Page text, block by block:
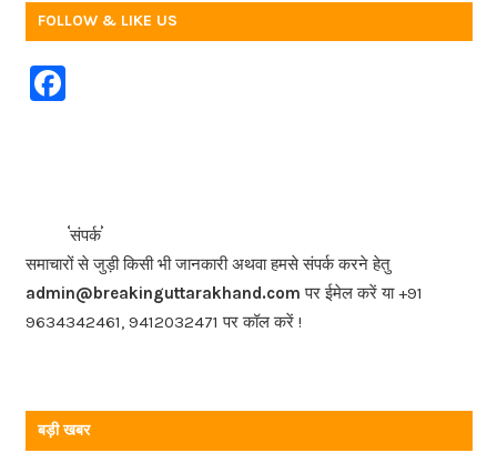
FOLLOW & LIKE US
F
b
o
o
k
संपर्क
समाचारों से जुड़ी किसी भी जानकारी अथवा हमसे संपर्क करने हेतु
admin@breakinguttarakhand.com पर ईमेल करें या +91
9634342461, 9412032471 पर कॉल करें !
बड़ी खबर